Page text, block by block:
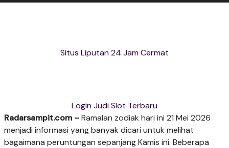
Situs Liputan 24 Jam Cermat
Login Judi Slot Terbaru
Radarsampit.com –Ramalan zodiak hari ini 21 Mei 2026
menjadi informasi yang banyak dicari untuk melihat
bagaimana peruntungan sepanjang Kamis ini. Beberapa